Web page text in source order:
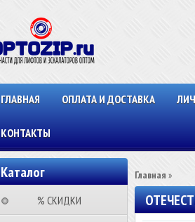
ГЛАВНАЯ ОПЛАТА И ДОСТАВКА
КОНТАКТЫ
Каталог
⠀⠀⠀% СКИДКИ⠀⠀⠀⠀
Главная »